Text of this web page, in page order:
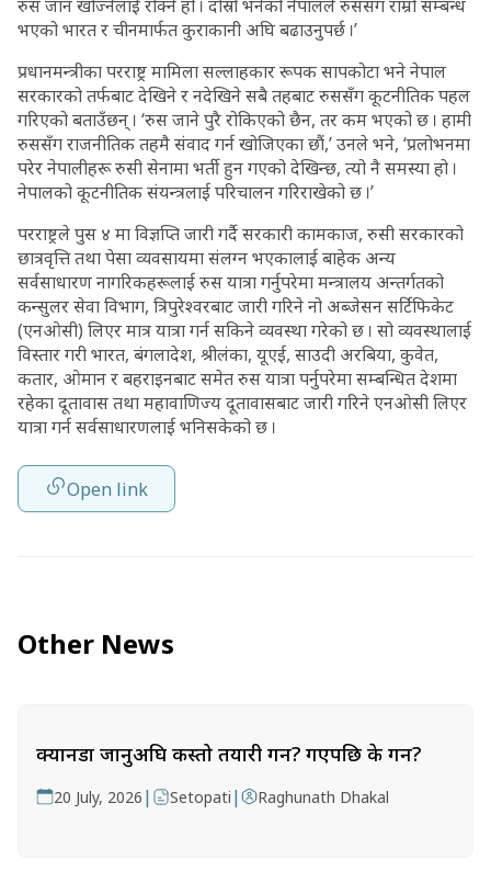
रुस जान खोज्नेलाई रोक्ने हो । दोस्रो भनेको नेपालले रुससँग राम्रो सम्बन्ध
भएको भारत र चीनमार्फत कुराकानी अघि बढाउनुपर्छ ।’
प्रधानमन्त्रीका परराष्ट्र मामिला सल्लाहकार रूपक सापकोटा भने नेपाल
सरकारको तर्फबाट देखिने र नदेखिने सबै तहबाट रुससँग कूटनीतिक पहल
गरिएको बताउँछन् । ‘रुस जाने पुरै रोकिएको छैन, तर कम भएको छ । हामी
रुससँग राजनीतिक तहमै संवाद गर्न खोजिएका छौं,’ उनले भने, ‘प्रलोभनमा
परेर नेपालीहरू रुसी सेनामा भर्ती हुन गएको देखिन्छ, त्यो नै समस्या हो ।
नेपालको कूटनीतिक संयन्त्रलाई परिचालन गरिराखेको छ ।’
परराष्ट्रले पुस ४ मा विज्ञप्ति जारी गर्दै सरकारी कामकाज, रुसी सरकारको
छात्रवृत्ति तथा पेसा व्यवसायमा संलग्न भएकालाई बाहेक अन्य
सर्वसाधारण नागरिकहरूलाई रुस यात्रा गर्नुपरेमा मन्त्रालय अन्तर्गतको
कन्सुलर सेवा विभाग, त्रिपुरेश्वरबाट जारी गरिने नो अब्जेसन सर्टिफिकेट
(एनओसी) लिएर मात्र यात्रा गर्न सकिने व्यवस्था गरेको छ । सो व्यवस्थालाई
विस्तार गरी भारत, बंगलादेश, श्रीलंका, यूएई, साउदी अरबिया, कुवेत,
कतार, ओमान र बहराइनबाट समेत रुस यात्रा पर्नुपरेमा सम्बन्धित देशमा
रहेका दूतावास तथा महावाणिज्य दूतावासबाट जारी गरिने एनओसी लिएर
यात्रा गर्न सर्वसाधारणलाई भनिसकेको छ ।
Open link
Other News
क्यानडा जानुअघि कस्तो तयारी गर्ने? गएपछि के गर्ने?
20 July, 2026 | Setopati | Raghunath Dhakal